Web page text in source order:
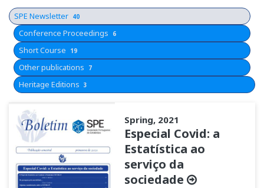
SPE Newsletter 40
Conference Proceedings 6
Short Course 19
Other publications 7
Heritage Editions 3
Spring, 2021
Especial Covid: a
Estatística ao
serviço da
sociedade